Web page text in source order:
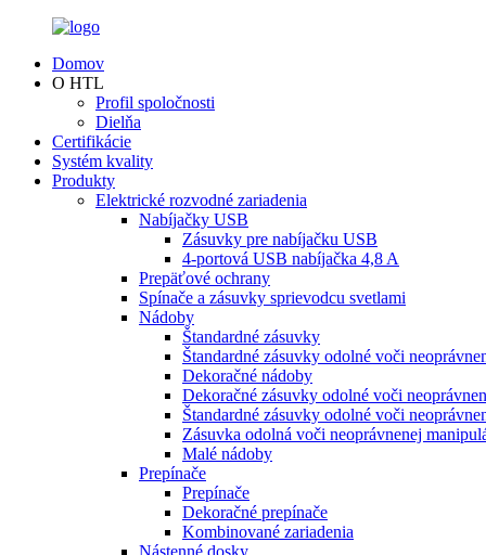
Domov
O HTL
Profil spoločnosti
Dielňa
Certifikácie
Systém kvality
Produkty
Elektrické rozvodné zariadenia
Nabíjačky USB
Zásuvky pre nabíjačku USB
4-portová USB nabíjačka 4,8 A
Prepäťové ochrany
Spínače a zásuvky sprievodcu svetlami
Nádoby
Štandardné zásuvky
Štandardné zásuvky odolné voči
Dekoračné nádoby
Dekoračné zásuvky odolné voči
Štandardné zásuvky odolné voči
Zásuvka odolná voči neoprávnenej
Malé nádoby
Prepínače
Prepínače
Dekoračné prepínače
Kombinované zariadenia
Nástenné dosky